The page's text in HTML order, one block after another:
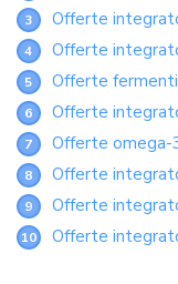
3 Offerte
4 Offerte
5 Offerte
6 Offerte
7 Offerte omega-
8 Offerte
9 Offerte
10 Offerte